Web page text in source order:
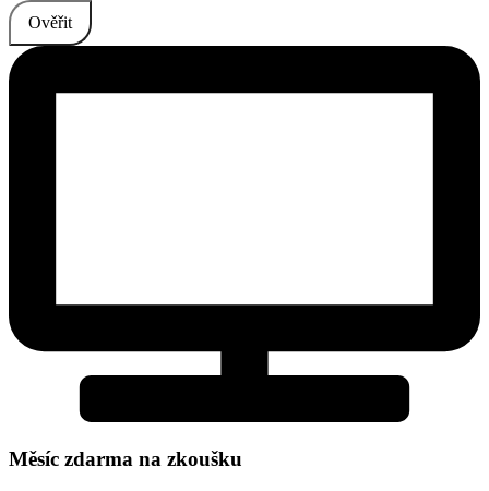
Ověřit
Měsíc zdarma na zkoušku